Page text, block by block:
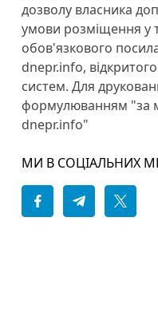
дозволу власника
умови розміщення у
обов'язкового
dnepr.info,
систем. Для
формулюванням "за
dnepr.info"
МИ В СОЦІАЛЬНИХ